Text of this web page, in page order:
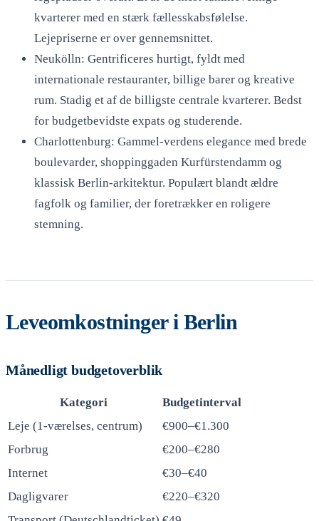
kvarterer med en stærk fællesskabsfølelse.
Lejepriserne er over gennemsnittet.
Neukölln: Gentrificeres hurtigt, fyldt med
internationale restauranter, billige barer og kreative
rum. Stadig et af de billigste centrale kvarterer. Bedst
for budgetbevidste expats og studerende.
Charlottenburg: Gammel-verdens elegance med brede
boulevarder, shoppinggaden Kurfürstendamm og
klassisk Berlin-arkitektur. Populært blandt ældre
fagfolk og familier, der foretrækker en roligere
stemning.
Leveomkostninger i Berlin
Månedligt budgetoverblik
Kategori
Budgetinterval
Leje (1-værelses, centrum)
€900–€1.300
Forbrug
€200–€280
Internet
€30–€40
Dagligvarer
€220–€320